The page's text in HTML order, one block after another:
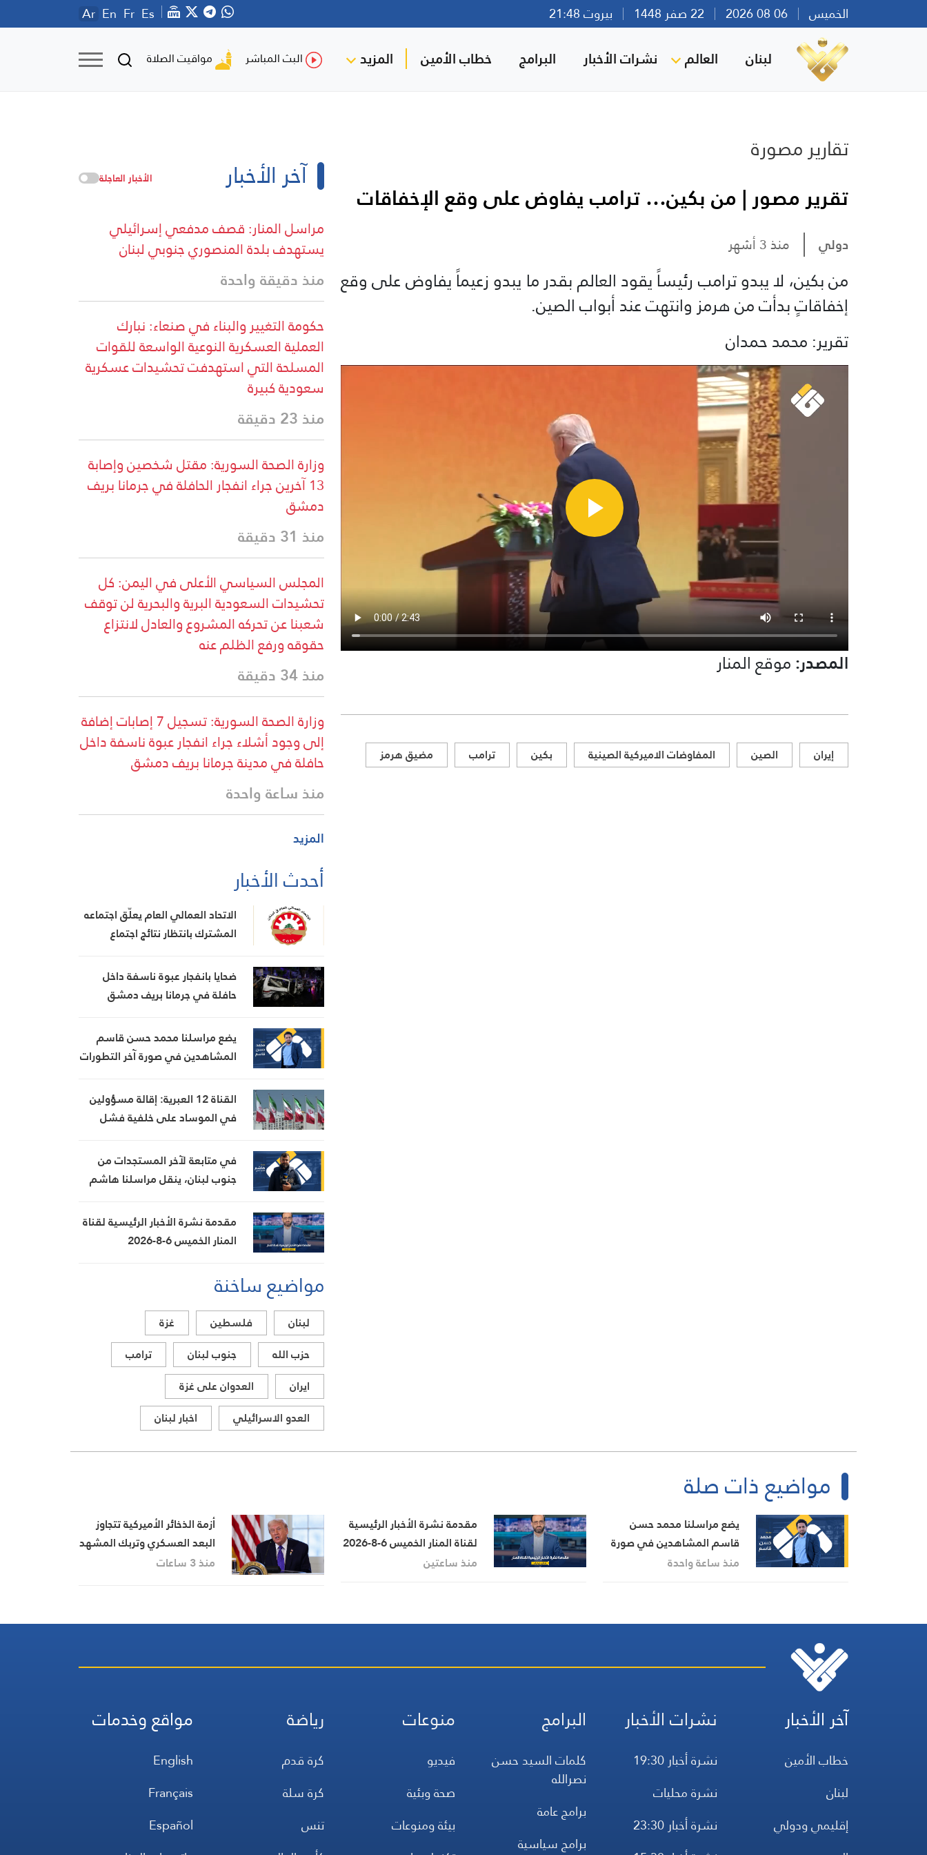
الخميس بيروت 21:48 Ar En Fr Es
لبنان العالم نشرات الأخبار البرامج خطاب الأمين المزيد البث المباشر مواقيت الصلاة
تقارير مصورة
تقرير مصور | من بكين… ترامب يفاوض على وقع الإخفاقات
دولي منذ 3 أشهر
من بكين، لا يبدو ترامب رئيساً يقود العالم بقدر ما يبدو زعيماً يفاوض على وقع
إخفاقاتٍ بدأت من هرمز وانتهت عند أبواب الصين.
تقرير: محمد حمدان
المصدر:موقع المنار
إيران الصين المفاوضات الاميركية الصينية بكين ترامب مضيق هرمز
آخر الأخبار الأخبار العاجلة
مراسل المنار: قصف مدفعي إسرائيلي
يستهدف بلدة المنصوري جنوبي لبنان
منذ دقيقة واحدة
حكومة التغيير والبناء في صنعاء: نبارك
العملية العسكرية النوعية الواسعة للقوات
المسلحة التي استهدفت تحشيدات عسكرية
سعودية كبيرة
منذ 23 دقيقة
وزارة الصحة السورية: مقتل شخصين وإصابة
13 آخرين جراء انفجار الحافلة في جرمانا بريف
دمشق
منذ 31 دقيقة
المجلس السياسي الأعلى في اليمن: كل
تحشيدات السعودية البرية والبحرية لن توقف
شعبنا عن تحركه المشروع والعادل لانتزاع
حقوقه ورفع الظلم عنه
منذ 34 دقيقة
وزارة الصحة السورية: تسجيل 7 إصابات إضافة
إلى وجود أشلاء جراء انفجار عبوة ناسفة داخل
حافلة في مدينة جرمانا بريف دمشق
منذ ساعة واحدة
المزيد
أحدث الأخبار
الاتحاد العمالي العام يعلّق اجتماعه
المشترك بانتظار نتائج اجتماع
ضحايا بانفجار عبوة ناسفة داخل
حافلة في جرمانا بريف دمشق
يضع مراسلنا محمد حسن قاسم
المشاهدين في صورة آخر التطورات
المستجدات على الساحتين
السياسية والميدانية، إلى جانب
المواقف الرسمية وأبرز التطورات
والإقليمي
القناة 12 العبرية: إقالة مسؤولين
في الموساد على خلفية فشل
في متابعة لآخر المستجدات من
جنوب لبنان، ينقل مراسلنا هاشم
الميدانية
مقدمة نشرة الأخبار الرئيسية لقناة
المنار الخميس 6-8-2026
مواضيع ساخنة
لبنان فلسطين
غزة
حزب الله
جنوب لبنان
ترامب
ايران
العدوان على غزة
العدو الاسرائيلي
اخبار لبنان
مواضيع ذات صلة
يضع مراسلنا محمد حسن
قاسم المشاهدين في صورة
آخر التطورات في إيران،
والإقليمي
منذ ساعة واحدة
مقدمة نشرة الأخبار الرئيسية
لقناة المنار الخميس 6-8-2026
منذ ساعتين
أزمة الذخائر الأميركية تتجاوز
البعد العسكري وتربك المشهد
السياسي في واشنطن
منذ 3 ساعات
آخر الأخبار
خطاب الأمين
لبنان
إقليمي ودولي
نشرات الأخبار
نشرة أخبار 19:30
نشرة محليات
نشرة أخبار 23:30
البرامج
كلمات السيد حسن
نصرالله
برامج عامة
برامج سياسية
منوعات
فيديو
صحة وبئية
بيئة ومنوعات
رياضة
كرة قدم
كرة سلة
تنس
مواقع وخدمات
English
Français
Español